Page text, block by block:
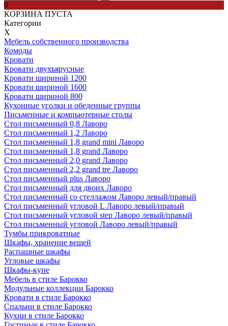
0
КОРЗИНА ПУСТА
Категории
Х
Мебель собственного производства
Комоды
Кровати
Кровати двухъярусные
Кровати шириной 1200
Кровати шириной 1600
Кровати шириной 800
Кухонные уголки и обеденные группы
Письменные и компьютерные столы
Стол письменный 0,8 Лаворо
Стол письменный 1,2 Лаворо
Стол письменный 1,8 grand mini Лаворо
Стол письменный 1,8 grand Лаворо
Стол письменный 2,0 grand Лаворо
Стол письменный 2,2 grand tre Лаворо
Стол письменный plus Лаворо
Стол письменный для двоих Лаворо
Стол письменный со стеллажом Лаворо левый/правый
Стол письменный угловой L Лаворо левый/правый
Стол письменный угловой step Лаворо левый/правый
Стол письменный угловой Лаворо левый/правый
Тумбы прикроватные
Шкафы, хранение вещей
Распашные шкафы
Угловые шкафы
Шкафы-купе
Мебель в стиле Барокко
Модульные коллекции Барокко
Кровати в стиле Барокко
Спальни в стиле Барокко
Кухни в стиле Барокко